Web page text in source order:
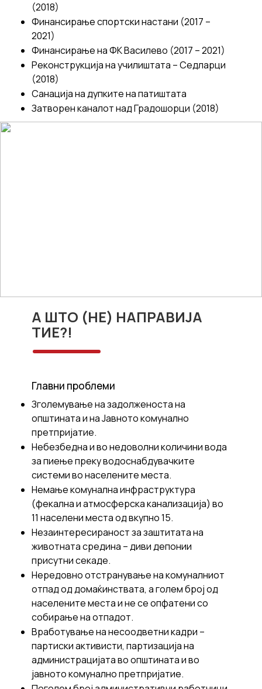
(2018)
Финансирање спортски настани (2017 –
2021)
Финансирање на ФК Василево (2017 – 2021)
Реконструкција на училиштата – Седларци
(2018)
Санација на дупките на патиштата
Затворен каналот над Градошорци (2018)
А ШТО (НЕ) НАПРАВИЈА
ТИЕ?!
Главни проблеми
Зголемување на задолженоста на
општината и на Јавното комунално
претпријатие.
Небезбедна и во недоволни количини вода
за пиење преку водоснабдувачките
системи во населените места.
Немање комунална инфраструктура
(фекална и атмосферска канализација) во
11 населени места од вкупно 15.
Незаинтересираност за заштитата на
животната средина – диви депонии
присутни секаде.
Нередовно отстранување на комуналниот
отпад од домаќинствата, а голем број од
населените места и не се опфатени со
собирање на отпадот.
Вработување на несоодветни кадри –
партиски активисти, партизација на
администрацијата во општината и во
јавното комунално претпријатие.